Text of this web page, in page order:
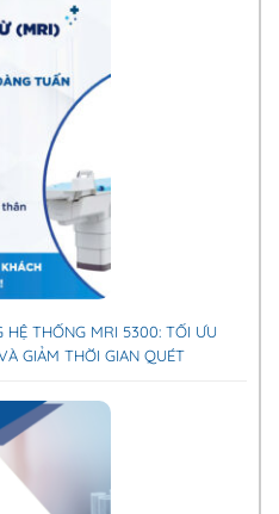
HỆ THỐNG MRI 5300: TỐI ƯU
GIẢM THỜI GIAN QUÉT